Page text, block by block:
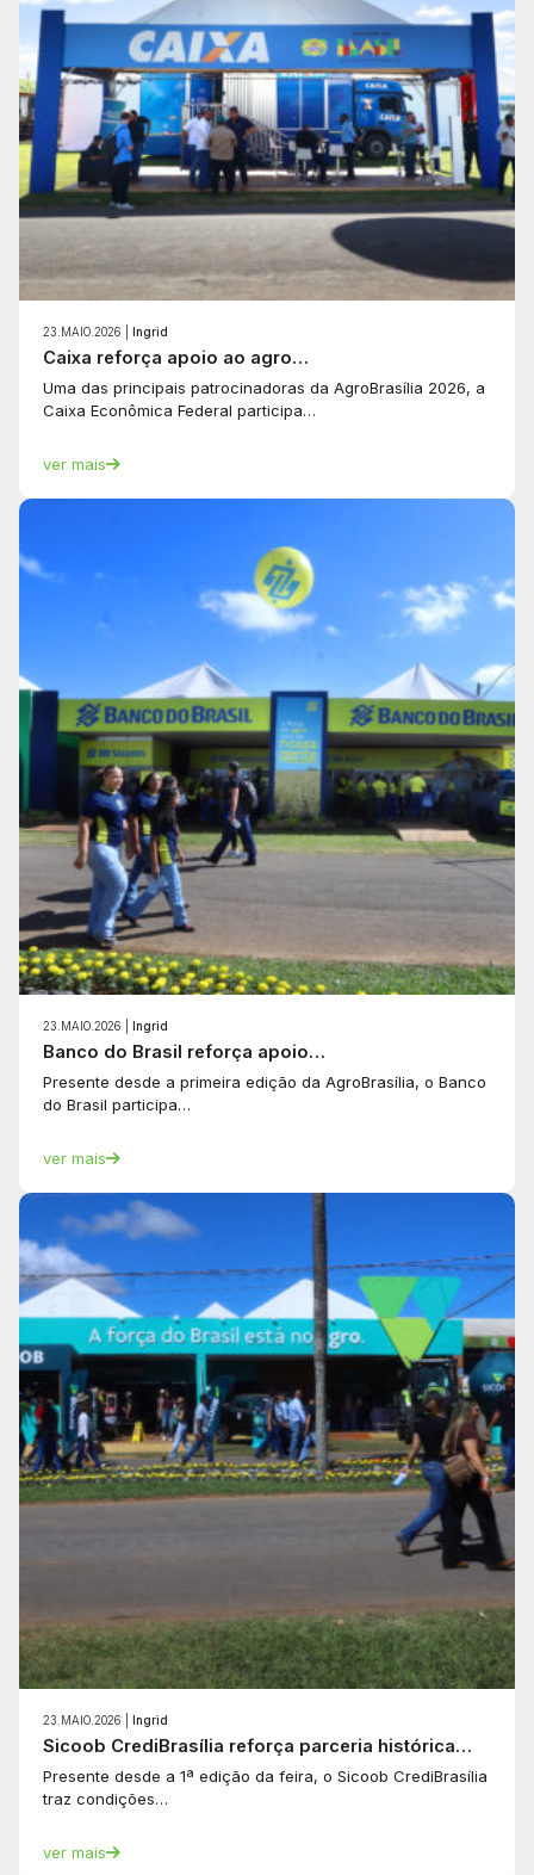
23.MAIO.2026 | Ingrid
Caixa reforça apoio ao agro…
Uma das principais patrocinadoras da AgroBrasília 2026, a
Caixa Econômica Federal participa…
ver mais
23.MAIO.2026 | Ingrid
Banco do Brasil reforça apoio…
Presente desde a primeira edição da AgroBrasília, o Banco
do Brasil participa…
ver mais
23.MAIO.2026 | Ingrid
Sicoob CrediBrasília reforça parceria histórica…
Presente desde a 1ª edição da feira, o Sicoob CrediBrasília
traz condições…
ver mais